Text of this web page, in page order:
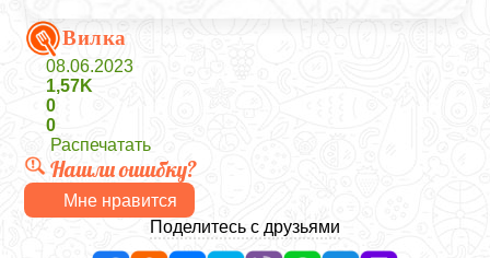
Вилка
08.06.2023
1,57K
0
0
Распечатать
Нашли ошибку?
Мне нравится
Поделитесь с друзьями